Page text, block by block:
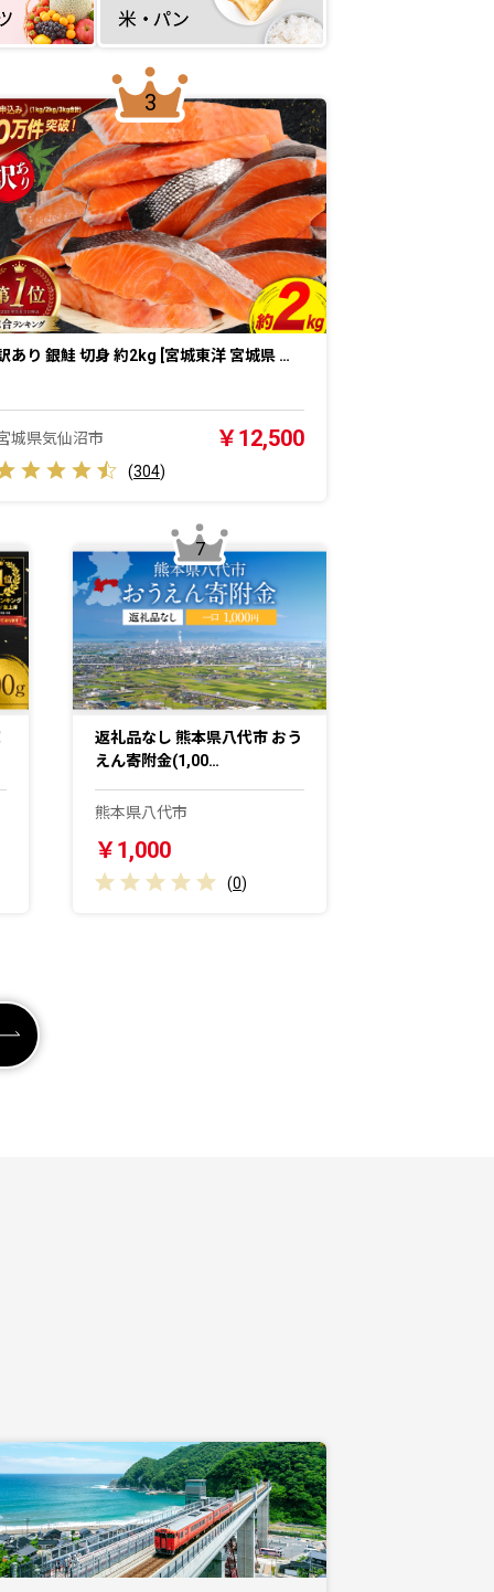
3
あり 銀鮭 切身 約2kg [宮城東洋 宮城県 …
城県気仙沼市 ￥12,500
(304)
7
返礼品なし 熊本県八代市 おう
えん寄附金(1,00…
熊本県八代市
￥1,000
(0)